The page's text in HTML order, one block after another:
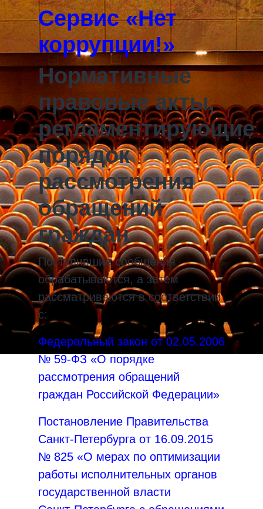
Сервис «Нет
коррупции!»
Нормативные
правовые акты,
регламентирующие
порядок
рассмотрения
обращений
граждан
Поступившие сообщения
обрабатываются, а затем
рассматриваются в соответствии
с:
Федеральный закон от 02.05.2006
№ 59-ФЗ «О порядке
рассмотрения обращений
граждан Российской Федерации»
Постановление Правительства
Санкт‑Петербурга от 16.09.2015
№ 825 «О мерах по оптимизации
работы исполнительных органов
государственной власти